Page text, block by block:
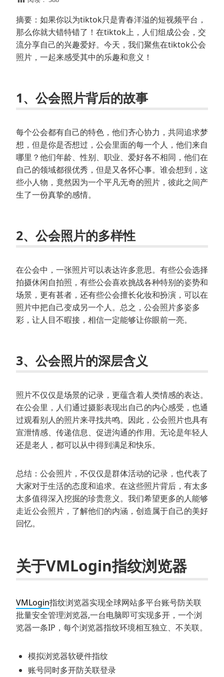
摘要：如果你以为tiktok只是青春洋溢的短视频平台，
那么你就大错特错了！在tiktok上，人们组成公会，交
流分享自己的兴趣爱好。今天，我们聚焦在tiktok公会
照片，一起来感受其中的乐趣和意义！
1、公会照片背后的故事
每个公会都有自己的特色，他们齐心协力，共同追求梦
想，但是你是否想过，公会里面的每一个人，他们来自
哪里？他们年龄、性别、职业、爱好各不相同，他们在
自己的领域都很优秀，但是又各怀心事。谁会想到，这
些小人物，竟然因为一个平凡无奇的照片，彼此之间产
生了一份真挚的感情。
2、公会照片的多样性
在公会中，一张照片可以表达许多意思。有些公会选择
拍摄休闲自拍照，有些公会喜欢挑战各种特别的姿势和
场景，更有甚者，还有些公会擅长化妆和扮演，可以在
照片中把自己变成另一个人。总之，公会照片多姿多
彩，让人目不暇接，相信一定能够让你眼前一亮。
3、公会照片的深层含义
照片不仅仅是场景的记录，更蕴含着人类情感的表达。
在公会里，人们通过摄影表现出自己的内心感受，也通
过观看别人的照片来寻找共鸣。因此，公会照片也具有
宣泄情感、传递信息、促进沟通的作用。无论是年轻人
还是老人，都可以从中得到满足和快乐。
总结：公会照片，不仅仅是群体活动的记录，也代表了
大家对于生活的态度和追求。在这些照片背后，有太多
太多值得深入挖掘的珍贵意义。我们希望更多的人能够
走近公会照片，了解他们的内涵，创造属于自己的美好
回忆。
关于VMLogin指纹浏览器
VMLogin指纹浏览器实现全球网站多平台账号防关联
批量安全管理浏览器,一台电脑即可实现多开，一个浏
览器一条IP，每个浏览器指纹环境相互独立、不关联。
模拟浏览器软硬件指纹
账号同时多开防关联登录